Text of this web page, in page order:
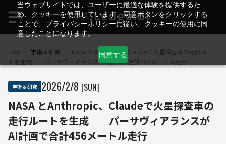
当ウェブサイトでは、ユーザーに最適な体験を提供するた
め、クッキーを使用しています。同意ボタンをクリックする
ことで、プライバシーポリシーに従い、クッキーの使用に同
意したことになります。
同意する
Top 学術＆研究
NASA とAnthropic、Claudeで火星探査車の走行ルー
トを生成──パーサヴィアランスがAI計画で合計456メートル走行
学術＆研究 2026/2/8 [SUN]
NASA とAnthropic、Claudeで火星探査車の
走行ルートを生成──パーサヴィアランスが
AI計画で合計456メートル走行